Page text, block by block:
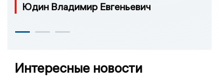
Юдин Владимир Евгеньевич
Интересные новости